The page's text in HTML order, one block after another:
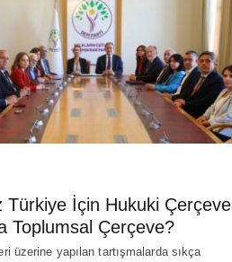
Türkiye İçin Hukuki Çerçeve
Toplumsal Çerçeve?
üzerine yapılan tartışmalarda sıkça